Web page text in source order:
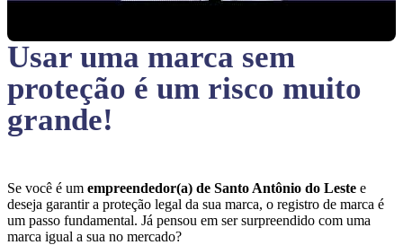
Usar uma marca sem
proteção é um risco muito
grande!
Se você é um empreendedor(a) de Santo Antônio do Leste e
deseja garantir a proteção legal da sua marca, o registro de marca é
um passo fundamental. Já pensou em ser surpreendido com uma
marca igual a sua no mercado?